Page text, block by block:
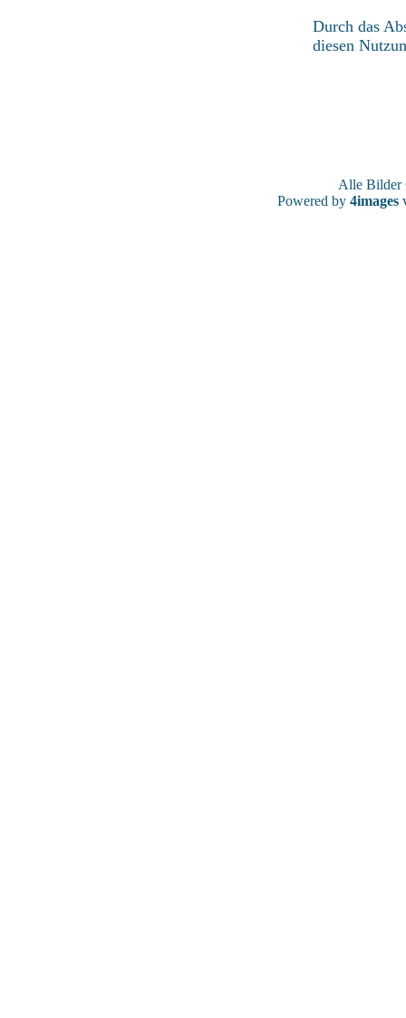
Durch das
diesen
Alle
Powered by 4images